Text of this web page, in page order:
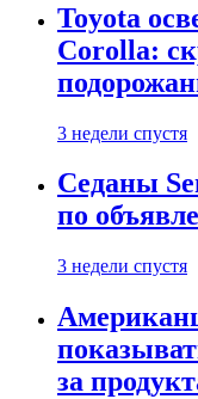
Toyota
Corolla:
3 недели спустя
Седаны
по
3 недели спустя
за